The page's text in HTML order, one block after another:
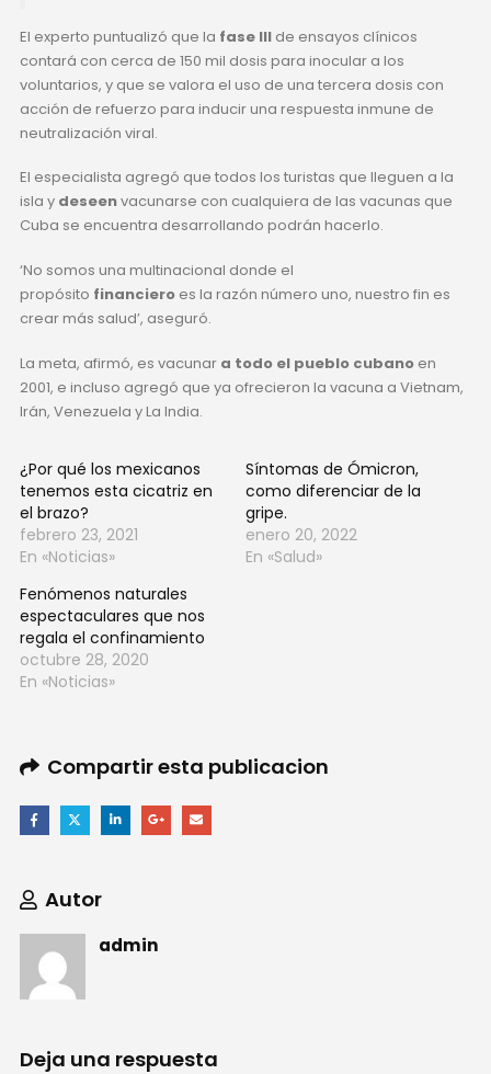
El experto puntualizó que la fase III de ensayos clínicos
contará con cerca de 150 mil dosis para inocular a los
voluntarios, y que se valora el uso de una tercera dosis con
acción de refuerzo para inducir una respuesta inmune de
neutralización viral.
El especialista agregó que todos los turistas que lleguen a la
isla y deseenvacunarse con cualquiera de las vacunas que
Cuba se encuentra desarrollando podrán hacerlo.
‘No somos una multinacional donde el
propósito financieroes la razón número uno, nuestro fin es
crear más salud’, aseguró.
La meta, afirmó, es vacunar a todo el pueblo cubano en
2001, e incluso agregó que ya ofrecieron la vacuna a Vietnam,
Irán, Venezuela y La India.
¿Por qué los mexicanos
tenemos esta cicatriz en
el brazo?
febrero 23, 2021
En «Noticias»
Síntomas de Ómicron,
como diferenciar de la
gripe.
enero 20, 2022
En «Salud»
Fenómenos naturales
espectaculares que nos
regala el confinamiento
octubre 28, 2020
En «Noticias»
Compartir esta publicacion
Autor
admin
Deja una respuesta